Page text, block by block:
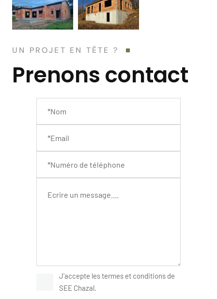
UN PROJET EN TÊTE ?
Prenons contact
J'accepte les termes et conditions de
SEE Chazal.